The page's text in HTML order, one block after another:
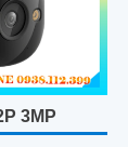
3MP